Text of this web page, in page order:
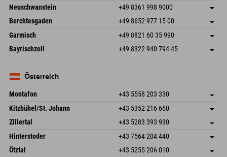
An der Breitach 3
87538 Fischen I. Allgäu
Deutschland
Adresse speichern
Anreiseinfos
Buchen
Neuschwanstein +49 8361 998 9000
An der Riese 45
87484 Nesselwang im Allgäu
Deutschland
Adresse speichern
Buchen
Berchtesgaden +49 8652 977 15 00
Hofreitstr. 7
83471 Schönau am Königssee
Deutschland
Adresse speichern
Anreiseinfos
Buchen
Garmisch +49 8821 60 35 990
Frickenstraße 22
82490 Farchant
Adresse speichern
Bayrischzell +49 8322 940 794 45
Deutschland
Österreich
Montafon +43 5558 203 330
Dorfstr. 127b
6793 Gaschurn/Montafon
Österreich
Adresse speichern
Anreiseinfos
Buchen
Kitzbühel/St. Johann +43 5352 216 660
Speckbacherstraße 87
Österreich
Adresse speichern
Buchen
Zillertal +43 5283 393 930
Schmiedau 2
6272 Kaltenbach im Zillertal
Österreich
Adresse speichern
Anreiseinfos
Buchen
Hinterstoder +43 7564 204 440
Freizeitpark 10
Adresse speichern
Ötztal +43 5255 206 010